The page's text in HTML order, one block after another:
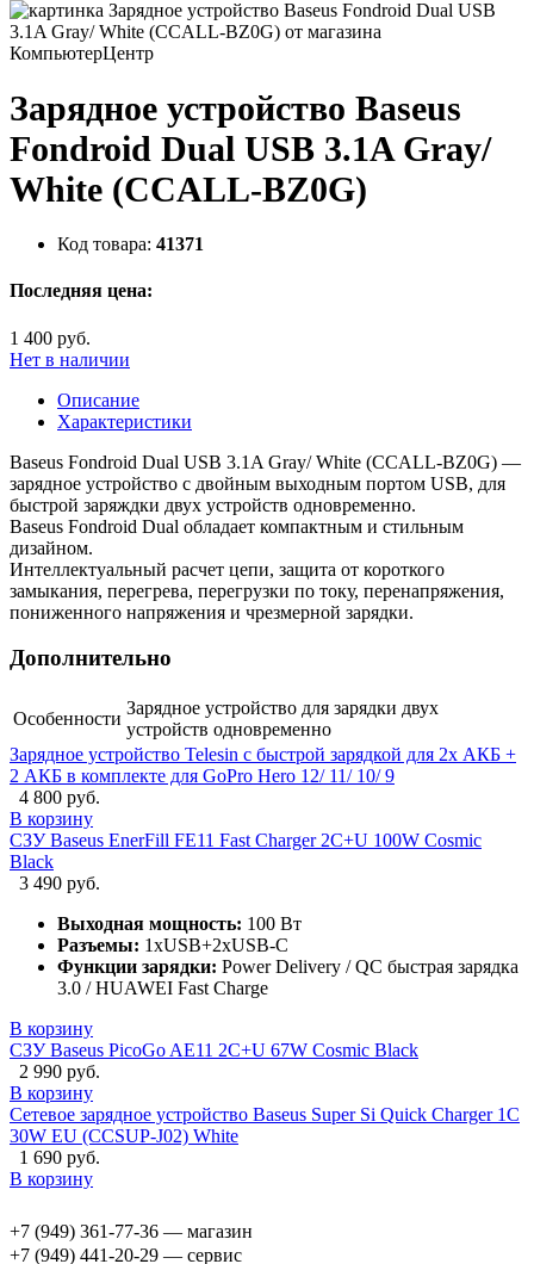
Зарядное устройство Baseus
Fondroid Dual USB 3.1A Gray/
White (CCALL-BZ0G)
Код товара: 41371
Последняя цена:
1 400 руб.
Нет в наличии
Описание
Характеристики
Baseus Fondroid Dual USB 3.1A Gray/ White (CCALL-BZ0G) —
зарядное устройство с двойным выходным портом USB, для
быстрой заряждки двух устройств одновременно.
Baseus Fondroid Dual обладает компактным и стильным
дизайном.
Интеллектуальный расчет цепи, защита от короткого
замыкания, перегрева, перегрузки по току, перенапряжения,
пониженного напряжения и чрезмерной зарядки.
Дополнительно
Особенности
Зарядное устройство для зарядки двух
устройств одновременно
Зарядное устройство Telesin с быстрой зарядкой для 2х АКБ +
2 АКБ в комплекте для GoPro Hero 12/ 11/ 10/ 9
4 800 руб.
В корзину
СЗУ Baseus EnerFill FE11 Fast Charger 2C+U 100W Cosmic
Black
3 490 руб.
Выходная мощность: 100 Вт
Разъемы: 1xUSB+2xUSB-C
Функции зарядки: Power Delivery / QC быстрая зарядка
3.0 / HUAWEI Fast Charge
В корзину
СЗУ Baseus PicoGo AE11 2C+U 67W Cosmic Black
2 990 руб.
В корзину
Сетевое зарядное устройство Baseus Super Si Quick Charger 1C
30W EU (CCSUP-J02) White
1 690 руб.
В корзину
+7 (949) 361-77-36 — магазин
+7 (949) 441-20-29 — сервис